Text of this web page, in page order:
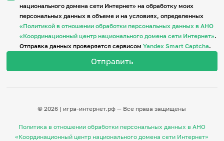
национального домена сети Интернет» на обработку моих
персональных данных в объеме и на условиях, определенных
«Политикой в отношении обработки персональных данных в АНО
«Координационный центр национального домена сети Интернет».
Отправка данных проверяется сервисомYandex Smart Captcha.
© 2026 | игра-интернет.рф — Все права защищены
Политика в отношении обработки персональных данных в АНО
«Координационный центр национального домена сети Интернет»